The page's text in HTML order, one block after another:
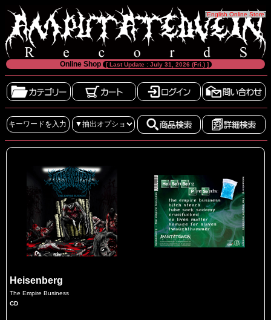
[English Online Store]
Online Shop [ Last Update : July 31, 2026 (Fri.) ]
Heisenberg
The Empire Business
CD